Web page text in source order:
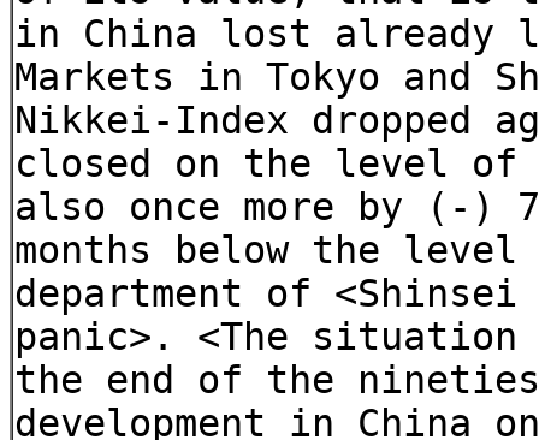
in China lost already
Markets in Tokyo and
Nikkei-Index dropped
closed on the level of
also once more by (-)
months below the
department of
panic>. <The
the end of the
development in China